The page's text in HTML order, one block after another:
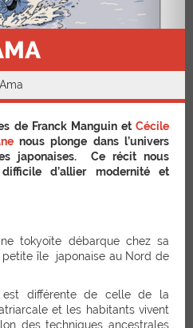
Ama
de Franck Manguin et Cécile
nous plonge dans l’univers
japonaises. Ce récit nous
d’allier modernité et
tokyoïte débarque chez sa
petite île japonaise au Nord de
différente de celle de la
et les habitants vivent
des techniques ancestrales